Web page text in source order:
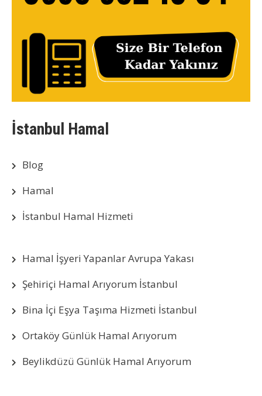
İstanbul Hamal
Blog
Hamal
İstanbul Hamal Hizmeti
Hamal İşyeri Yapanlar Avrupa Yakası
Şehiriçi Hamal Arıyorum İstanbul
Bina İçi Eşya Taşıma Hizmeti İstanbul
Ortaköy Günlük Hamal Arıyorum
Beylikdüzü Günlük Hamal Arıyorum